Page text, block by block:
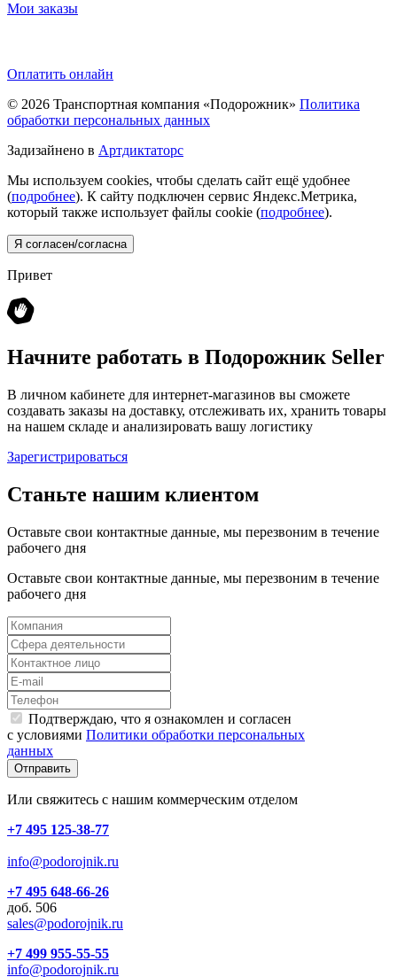
Мои заказы
Оплатить онлайн
© 2026 Транспортная компания «Подорожник» Политика
обработки персональных данных
Задизайнено в Артдиктаторс
Мы используем cookies, чтобы сделать сайт ещё удобнее
(подробнее). К сайту подключен сервис Яндекс.Метрика,
который также использует файлы cookie (подробнее).
Я согласен/согласна
Привет
Начните работать в Подорожник Seller
В личном кабинете для интернет-магазинов вы сможете
создавать заказы на доставку, отслеживать их, хранить товары
на нашем складе и анализировать вашу логистику
Зарегистрироваться
Станьте нашим клиентом
Оставьте свои контактные данные, мы перезвоним в течение
рабочего дня
Оставьте свои контактные данные, мы перезвоним в течение
рабочего дня
Подтверждаю, что я ознакомлен и согласен
с условиями Политики обработки персональных
данных
Отправить
Или свяжитесь с нашим коммерческим отделом
+7 495 125-38-77
info@podorojnik.ru
+7 495 648-66-26
доб. 506
sales@podorojnik.ru
+7 499 955-55-55
info@podorojnik.ru